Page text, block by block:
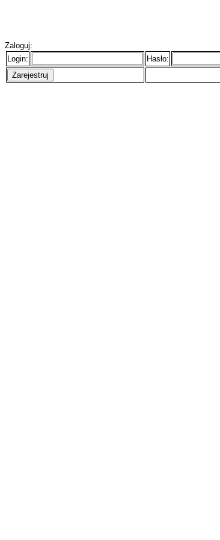
Zaloguj:
Login:
Hasło: